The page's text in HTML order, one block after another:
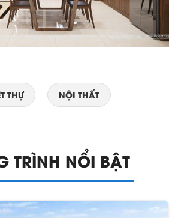
THỰ NỘI THẤT
TRÌNH NỔI BẬT